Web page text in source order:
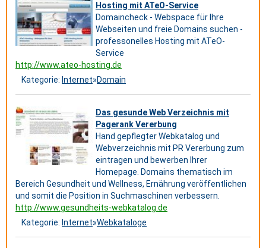
Hosting mit ATeO-Service
Domaincheck - Webspace für Ihre
Webseiten und freie Domains suchen -
professonelles Hosting mit ATeO-
Service
http://www.ateo-hosting.de
Kategorie: Internet»Domain
Das gesunde Web Verzeichnis mit
Pagerank Vererbung
Hand gepflegter Webkatalog und
Webverzeichnis mit PR Vererbung zum
eintragen und bewerben Ihrer
Homepage. Domains thematisch im
Bereich Gesundheit und Wellness, Ernährung veröffentlichen
und somit die Position in Suchmaschinen verbessern.
http://www.gesundheits-webkatalog.de
Kategorie: Internet»Webkataloge